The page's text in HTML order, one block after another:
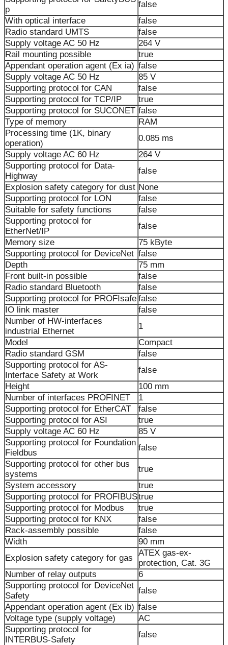
p
false
With optical interface
false
Radio standard UMTS
false
Supply voltage AC 50 Hz
264 V
Rail mounting possible
true
Appendant operation agent (Ex ia) false
Supply voltage AC 50 Hz
85 V
Supporting protocol for CAN
false
Supporting protocol for TCP/IP
true
Supporting protocol for SUCONET false
Type of memory
RAM
Processing time (1K, binary
operation)
0.085 ms
Supply voltage AC 60 Hz
264 V
Supporting protocol for Data-
Highway
false
Explosion safety category for dust None
Supporting protocol for LON
false
Suitable for safety functions
false
Supporting protocol for
EtherNet/IP
false
Memory size
75 kByte
Supporting protocol for DeviceNet false
Depth
75 mm
Front built-in possible
false
Radio standard Bluetooth
false
Supporting protocol for PROFIsafe false
IO link master
false
Number of HW-interfaces
industrial Ethernet
1
Model
Compact
Radio standard GSM
false
Supporting protocol for AS-
Interface Safety at Work
false
Height
100 mm
Number of interfaces PROFINET
1
Supporting protocol for EtherCAT
false
Supporting protocol for ASI
true
Supply voltage AC 60 Hz
85 V
Supporting protocol for Foundation
Fieldbus
false
Supporting protocol for other bus
systems
true
System accessory
true
Supporting protocol for PROFIBUStrue
Supporting protocol for Modbus
true
Supporting protocol for KNX
false
Rack-assembly possible
false
Width
90 mm
Explosion safety category for gas
ATEX gas-ex-
protection, Cat. 3G
Number of relay outputs
6
Supporting protocol for DeviceNet
Safety
false
Appendant operation agent (Ex ib) false
Voltage type (supply voltage)
AC
Supporting protocol for
INTERBUS-Safety
false